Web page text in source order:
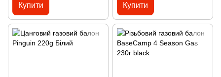
Купити Купити